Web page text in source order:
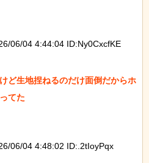
06/04 4:44:04 ID:Ny0CxcfKE
ど生地捏ねるのだけ面倒だからホ
てた
06/04 4:48:02 ID:.2tIoyPqx